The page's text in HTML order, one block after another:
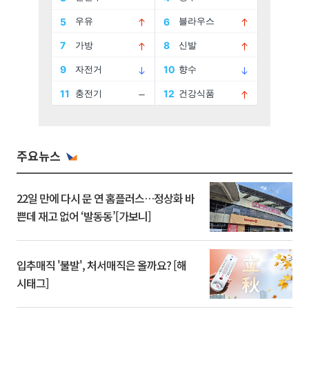
주요뉴스
22일 만에 다시 문 연 홈플러스…정상화 바
쁜데 재고 없어 ‘발동동’[가보니]
입추매직 '불발', 처서매직은 올까요? [해
시태그]